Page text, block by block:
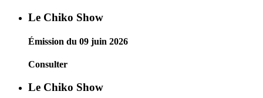
Le Chiko Show
Émission du 09 juin 2026
Consulter
Le Chiko Show